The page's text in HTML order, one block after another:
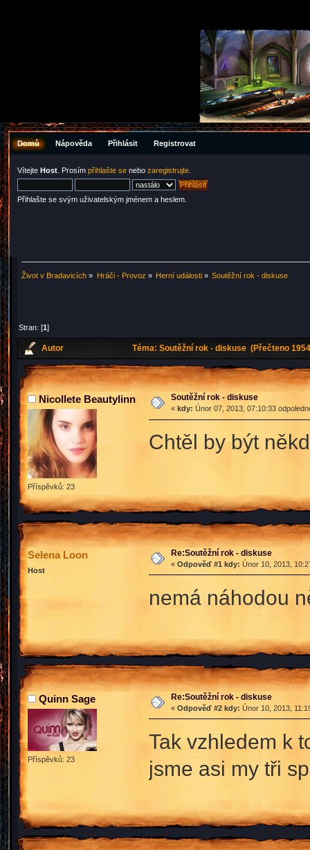
Domů Nápověda Přihlásit Registrovat
Vítejte Host . Prosím přihlašte se nebo zaregistrujte
Přihlašte se svým uživatelským jménem a heslem.
Život v Bradavicích » Hráči - Provoz » Herní události» Soutěžní rok - diskuse
Stran: [1]
Autor Téma: Soutěžní rok - diskuse (Přečteno
Nicollete Beautylinn
Příspěvků: 23
Soutěžní rok - diskuse
« kdy: Únor 07, 2013, 07:10:33
Chtěl by být
Selena Loon
Host
Re:Soutěžní rok - diskuse
« Odpověď #1 kdy: Únor 10, 2013,
nemá náhodou
Quinn Sage
Příspěvků: 23
Re:Soutěžní rok - diskuse
« Odpověď #2 kdy: Únor 10, 2013,
Tak vzhledem k
jsme asi my tři